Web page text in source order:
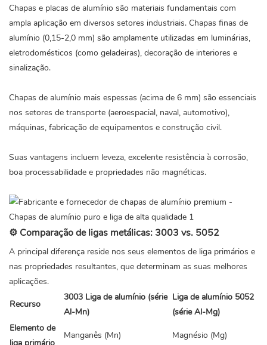
Chapas e placas de alumínio são materiais fundamentais com
ampla aplicação em diversos setores industriais. Chapas finas de
alumínio (0,15-2,0 mm) são amplamente utilizadas em luminárias,
eletrodomésticos (como geladeiras), decoração de interiores e
sinalização.
Chapas de alumínio mais espessas (acima de 6 mm) são essenciais
nos setores de transporte (aeroespacial, naval, automotivo),
máquinas, fabricação de equipamentos e construção civil.
Suas vantagens incluem leveza, excelente resistência à corrosão,
boa processabilidade e propriedades não magnéticas.
⚙️ Comparação de ligas metálicas: 3003 vs. 5052
A principal diferença reside nos seus elementos de liga primários e
nas propriedades resultantes, que determinam as suas melhores
aplicações.
Recurso
3003 Liga de alumínio (série
Al-Mn)
Liga de alumínio 5052
(série Al-Mg)
Elemento de
Manganês (Mn) Magnésio (Mg)